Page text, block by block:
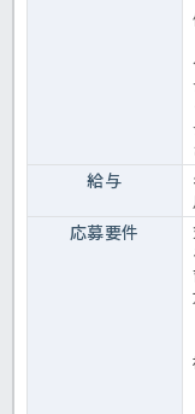
給与
応募要件